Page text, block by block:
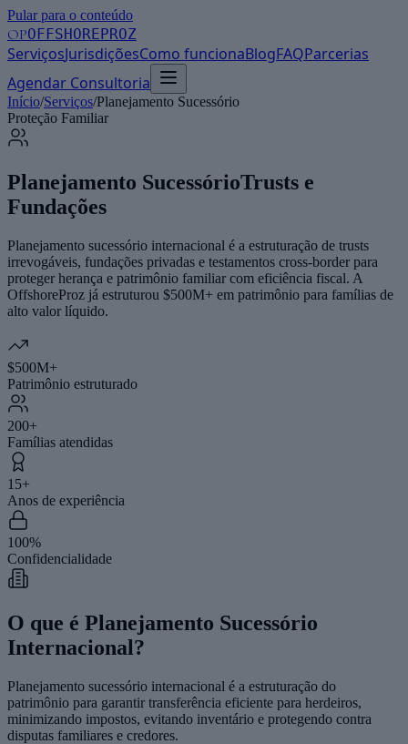
Pular para o conteúdo
OPOFFSHOREPROZ
ServiçosJurisdiçõesComo funcionaBlogFAQParcerias
Agendar Consultoria
Início/Serviços/Planejamento Sucessório
Proteção Familiar
Planejamento SucessórioTrusts e
Fundações
Planejamento sucessório internacional é a estruturação de trusts
irrevogáveis, fundações privadas e testamentos cross-border para
proteger herança e patrimônio familiar com eficiência fiscal. A
OffshoreProz já estruturou $500M+ em patrimônio para famílias de
alto valor líquido.
$500M+
Patrimônio estruturado
200+
Famílias atendidas
15+
Anos de experiência
100%
Confidencialidade
O que é Planejamento Sucessório
Internacional?
Planejamento sucessório internacional é a estruturação do
patrimônio para garantir transferência eficiente para herdeiros,
minimizando impostos, evitando inventário e protegendo contra
disputas familiares e credores.